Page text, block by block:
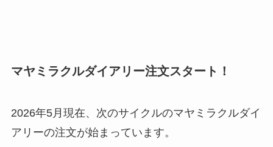
マヤミラクルダイアリー注文スタート！
2026年5月現在、次のサイクルのマヤミラクルダイ
アリーの注文が始まっています。